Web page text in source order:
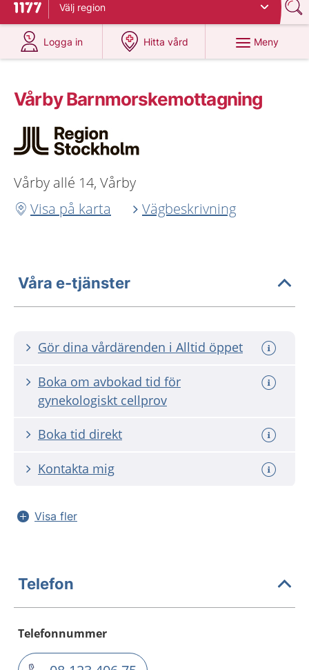
Till startsidan för 1177
Välj region
Logga in
på 1177.se
Hitta vård
på 1177.se
Meny
Vårby Barnmorskemottagning
Vårby allé 14, Vårby
Visa på karta
Vägbeskrivning
Våra e-tjänster
Gör dina vårdärenden i Alltid öppet
Boka om avbokad tid för
gynekologiskt cellprov
Boka tid direkt
Kontakta mig
Visa fler
Telefon
Telefonnummer